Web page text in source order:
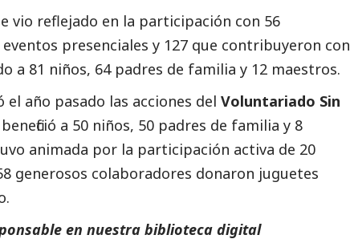
vio reflejado en la participación con 56
presenciales y 127 que contribuyeron con
a 81 niños, 64 padres de familia y 12 maestros.
año pasado las acciones del Voluntariado Sin
a 50 niños, 50 padres de familia y 8
animada por la participación activa de 20
generosos colaboradores donaron juguetes
en nuestra biblioteca digital